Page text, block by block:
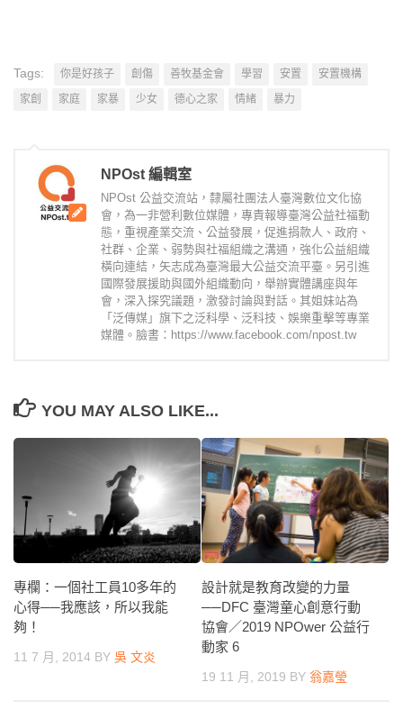
Tags: 你是好孩子 創傷 善牧基金會 學習 安置
安置機構
家創
家庭 家暴 少女 德心之家 情緒 暴力
NPOst 編輯室
NPOst 公益交流站，隸屬社團法人臺灣數位文化協
會，為一非營利數位媒體，專責報導臺灣公益社福動
態，重視產業交流、公益發展，促進捐款人、政府、
社群、企業、弱勢與社福組織之溝通，強化公益組織
橫向連結，矢志成為臺灣最大公益交流平臺。另引進
國際發展援助與國外組織動向，舉辦實體講座與年
會，深入探究議題，激發討論與對話。其姐妹站為
「泛傳媒」旗下之泛科學、泛科技、娛樂重擊等專業
媒體。臉書：https://www.facebook.com/npost.tw
YOU MAY ALSO LIKE...
專欄：一個社工員10多年的
心得──我應該，所以我能
夠！
11 7 月, 2014 BY 吳 文炎
設計就是教育改變的力量
──DFC 臺灣童心創意行動
協會／2019 NPOwer 公益行
動家 6
19 11 月, 2019 BY 翁嘉瑩